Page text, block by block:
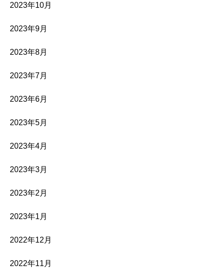
2023年10月
2023年9月
2023年8月
2023年7月
2023年6月
2023年5月
2023年4月
2023年3月
2023年2月
2023年1月
2022年12月
2022年11月